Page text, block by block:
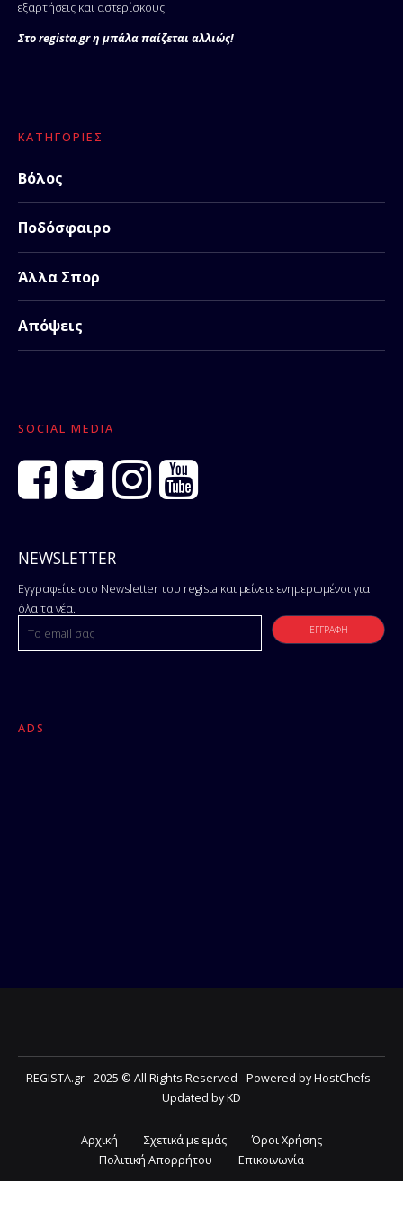
εξαρτήσεις και αστερίσκους.
Στο regista.gr η μπάλα παίζεται αλλιώς!
ΚΑΤΗΓΟΡΊΕΣ
Βόλος
Ποδόσφαιρο
Άλλα Σπορ
Απόψεις
SOCIAL MEDIA
NEWSLETTER
Εγγραφείτε στο Newsletter του regista και μείνετε ενημερωμένοι για
όλα τα νέα.
ADS
REGISTA.gr - 2025 © All Rights Reserved - Powered by HostChefs -
Updated by KD
Αρχική Σχετικά με εμάς
Όροι Χρήσης
Πολιτική Απορρήτου
Επικοινωνία